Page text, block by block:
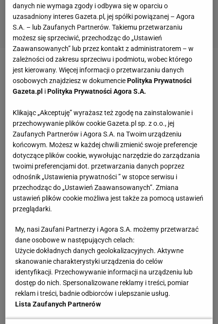
Zobacz wideo"Byłem obrażony, ale już mi
przechodzi". Janowicz zdradza swoje plany
Początkowo opublikowano następujący skład:
Magdalena Fręch,Magda Linette, Maja Chwalińska i
Katarzyna Kawa. Ewentualne piąte nazwisko miało
zostać ogłoszone do niedzieli 6 kwietnia. W środę
Iga Świątek przekazała, że tym razem musi
odpuścić start w zespole. Dlaczego?
W oświadczeniu na Instagramie nasza najlepsza
balansu, skupienie się na sobie i swoich treningach".
Od razu trzeba powiedzieć, że ani ta decyzja, ani te
słowa nie mogą być zaskoczeniem dla tych, którzy
śledzą karierę Świątek i znają realia tenisowe.
Zrozumiała decyzja
danych nie wymaga zgody i odbywa się w oparciu o
uzasadniony interes Gazeta.pl, jej spółki powiązanej – Agora
S.A. – lub Zaufanych Partnerów. Takiemu przetwarzaniu
możesz się sprzeciwić, przechodząc do „Ustawień
Zaawansowanych” lub przez kontakt z administratorem – w
zależności od zakresu sprzeciwu i podmiotu, wobec którego
jest kierowany. Więcej informacji o przetwarzaniu danych
osobowych znajdziesz w dokumenciePolityka Prywatności
Gazeta.pl iPolityka Prywatności Agora S.A.
Klikając „Akceptuję” wyrażasz też zgodę na zainstalowanie i
przechowywanie plików cookie Gazeta.pl sp. z o.o., jej
Zaufanych Partnerów i Agora S.A. na Twoim urządzeniu
końcowym. Możesz w każdej chwili zmienić swoje preferencje
dotyczące plików cookie, wywołując narzędzie do zarządzania
twoimi preferencjami dot. przetwarzania danych poprzez
odnośnik „Ustawienia prywatności ” w stopce serwisu i
przechodząc do „Ustawień Zaawansowanych”. Zmiana
ustawień plików cookie możliwa jest także za pomocą ustawień
przeglądarki.
My, nasi Zaufani Partnerzy i Agora S.A. możemy przetwarzać
dane osobowe w następujących celach:
Użycie dokładnych danych geolokalizacyjnych. Aktywne
skanowanie charakterystyki urządzenia do celów
identyfikacji. Przechowywanie informacji na urządzeniu lub
dostęp do nich. Spersonalizowane reklamy i treści, pomiar
reklam i treści, badnie odbiorców i ulepszanie usług.
Lista Zaufanych Partnerów